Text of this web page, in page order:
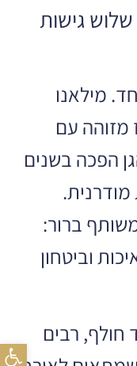
שלוש גישות
מילאנו
מזוהה עם
הפכה בשנים
ברור:
וביטחון
חולף, רבים